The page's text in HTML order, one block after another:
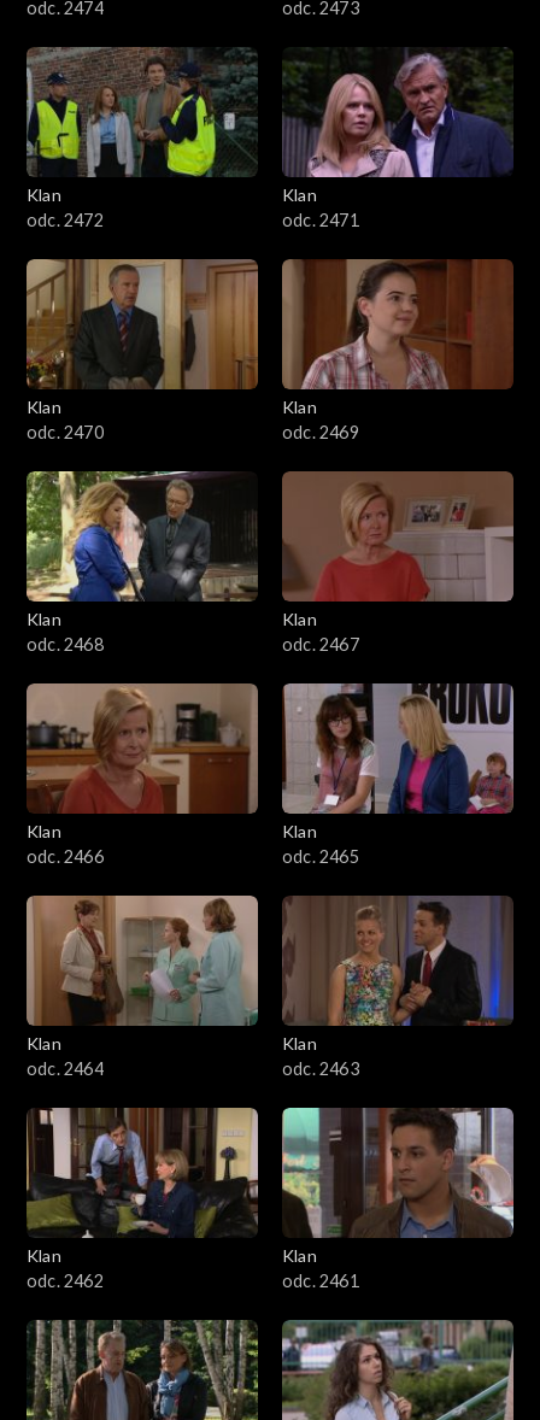
odc. 2474 odc. 2473
Klan
odc. 2472
Klan
odc. 2471
Klan
odc. 2470
Klan
odc. 2469
Klan
odc. 2468
Klan
odc. 2467
Klan
odc. 2466
Klan
odc. 2465
Klan
odc. 2464
Klan
odc. 2463
Klan
odc. 2462
Klan
odc. 2461